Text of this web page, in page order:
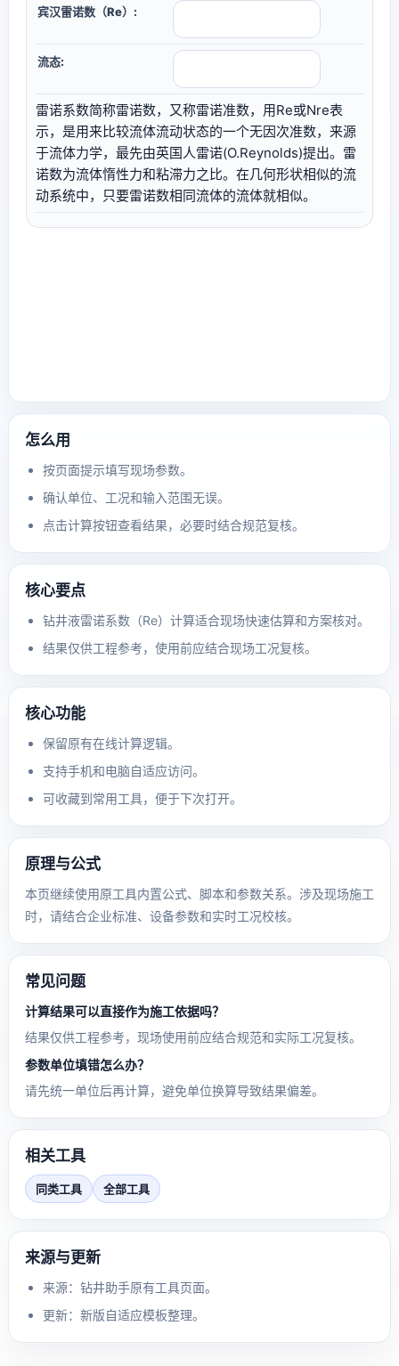
宾汉雷诺数（Re）:
流态:
雷诺系数简称雷诺数，又称雷诺准数，用Re或Nre表
示，是用来比较流体流动状态的一个无因次准数，来源
于流体力学，最先由英国人雷诺(O.Reynolds)提出。雷
诺数为流体惰性力和粘滞力之比。在几何形状相似的流
动系统中，只要雷诺数相同流体的流体就相似。
怎么用
按页面提示填写现场参数。
确认单位、工况和输入范围无误。
点击计算按钮查看结果，必要时结合规范复核。
核心要点
钻井液雷诺系数（Re）计算适合现场快速估算和方案核对。
结果仅供工程参考，使用前应结合现场工况复核。
核心功能
保留原有在线计算逻辑。
支持手机和电脑自适应访问。
可收藏到常用工具，便于下次打开。
原理与公式
本页继续使用原工具内置公式、脚本和参数关系。涉及现场施工
时，请结合企业标准、设备参数和实时工况校核。
常见问题
计算结果可以直接作为施工依据吗？
结果仅供工程参考，现场使用前应结合规范和实际工况复核。
参数单位填错怎么办？
请先统一单位后再计算，避免单位换算导致结果偏差。
相关工具
同类工具 全部工具
来源与更新
来源：钻井助手原有工具页面。
更新：新版自适应模板整理。